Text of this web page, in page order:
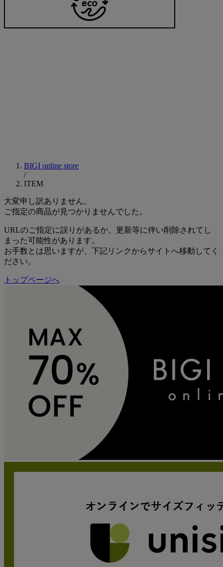
BIGI online store
/
ITEM
大変申し訳ありません。
ご指定の商品が見つかりませんでした。
URLのご指定に誤りがあるか、更新等に伴い削除されてし
まった可能性があります。
お手数とは思いますが、下記リンクからサイトへ移動してく
ださい。
トップページへ